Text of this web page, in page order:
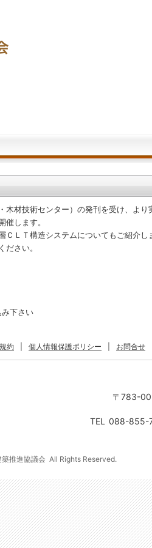
材技術センター）の発刊を受け、より
します。
ＬＴ構造システムについてもご紹介し
さい。
下さい
約 個人情報保護ポリシー お問合せ
〒783-
TEL
088-855-
推進協議会 All Rights Reserved.